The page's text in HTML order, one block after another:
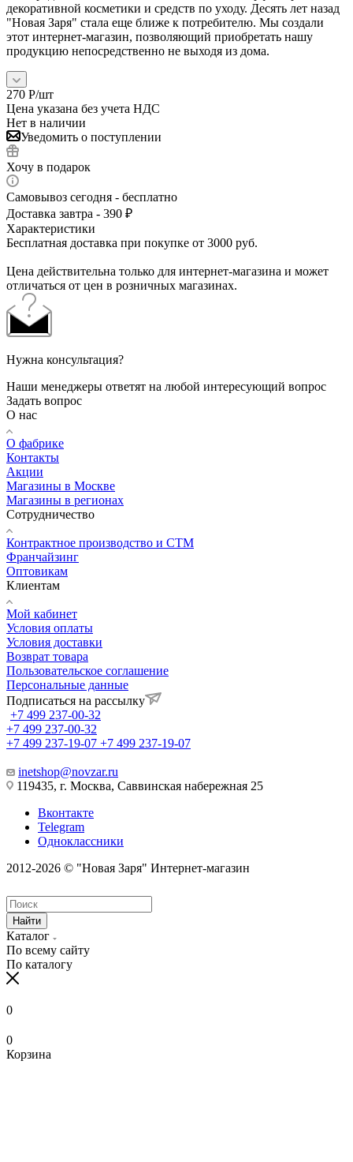
декоративной косметики и средств по уходу. Десять лет назад
"Новая Заря" стала еще ближе к потребителю. Мы создали
этот интернет-магазин, позволяющий приобретать нашу
продукцию непосредственно не выходя из дома.
270 Р/шт
Цена указана без учета НДС
Нет в наличии
Уведомить о поступлении
Хочу в подарок
Самовывоз сегодня - бесплатно
Доставка завтра - 390 ₽
Характеристики
Бесплатная доставка при покупке от 3000 руб.
Цена действительна только для интернет-магазина и может
отличаться от цен в розничных магазинах.
Нужна консультация?
Наши менеджеры ответят на любой интересующий вопрос
Задать вопрос
О нас
О фабрике
Контакты
Акции
Магазины в Москве
Магазины в регионах
Сотрудничество
Контрактное производство и СТМ
Франчайзинг
Оптовикам
Клиентам
Мой кабинет
Условия оплаты
Условия доставки
Возврат товара
Пользовательское соглашение
Персональные данные
Подписаться на рассылку
+7 499 237-00-32
+7 499 237-00-32
+7 499 237-19-07 +7 499 237-19-07
inetshop@novzar.ru
119435, г. Москва, Саввинская набережная 25
Вконтакте
Telegram
Одноклассники
2012-2026 © "Новая Заря" Интернет-магазин
Найти
Каталог
По всему сайту
По каталогу
0
0
Корзина